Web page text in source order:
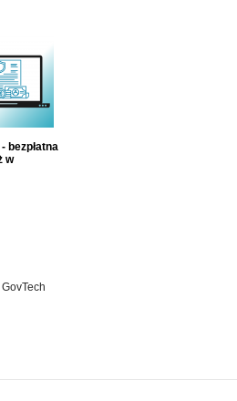
bezpłatna
w
GovTech